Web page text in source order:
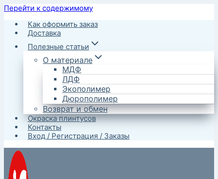
Перейти к содержимому
Как оформить заказ
Доставка
Полезные статьи
О материале
МДФ
ЛДФ
Экополимер
Дюрополимер
Возврат и обмен
Окраска плинтусов
Контакты
Вход / Регистрация / Заказы